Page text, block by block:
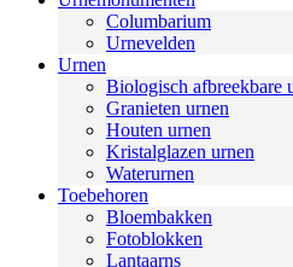
Columbarium
Urnevelden
Urnen
Biologisch afbreekbare
Granieten urnen
Houten urnen
Kristalglazen urnen
Waterurnen
Toebehoren
Bloembakken
Fotoblokken
Lantaarns